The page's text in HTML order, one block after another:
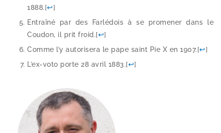
1888.[↩]
Entraîné par des Farlédois à se pro­me­ner dans le
Coudon, il prit froid.[↩]
Comme l’y auto­ri­se­ra le pape saint Pie X en 1907.[↩]
L’ex-voto porte 28 avril 1883.[↩]